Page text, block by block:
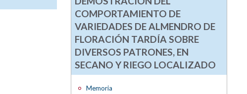
COMPORTAMIENTO DE
VARIEDADES DE ALMENDRO DE
FLORACIÓN TARDÍA SOBRE
DIVERSOS PATRONES, EN
SECANO Y RIEGO LOCALIZADO
Memoria